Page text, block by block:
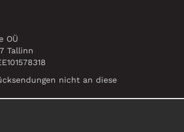
OÜ
Tallinn
nicht an diese